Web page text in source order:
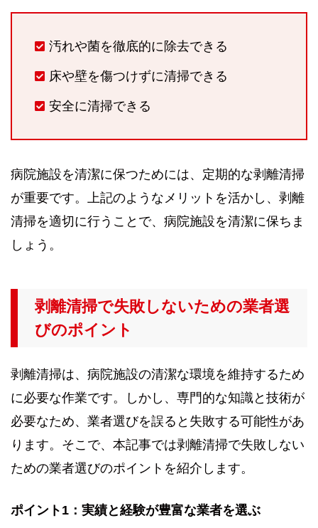
汚れや菌を徹底的に除去できる
床や壁を傷つけずに清掃できる
安全に清掃できる
病院施設を清潔に保つためには、定期的な剥離清掃
が重要です。上記のようなメリットを活かし、剥離
清掃を適切に行うことで、病院施設を清潔に保ちま
しょう。
剥離清掃で失敗しないための業者選
びのポイント
剥離清掃は、病院施設の清潔な環境を維持するため
に必要な作業です。しかし、専門的な知識と技術が
必要なため、業者選びを誤ると失敗する可能性があ
ります。そこで、本記事では剥離清掃で失敗しない
ための業者選びのポイントを紹介します。
ポイント1：実績と経験が豊富な業者を選ぶ